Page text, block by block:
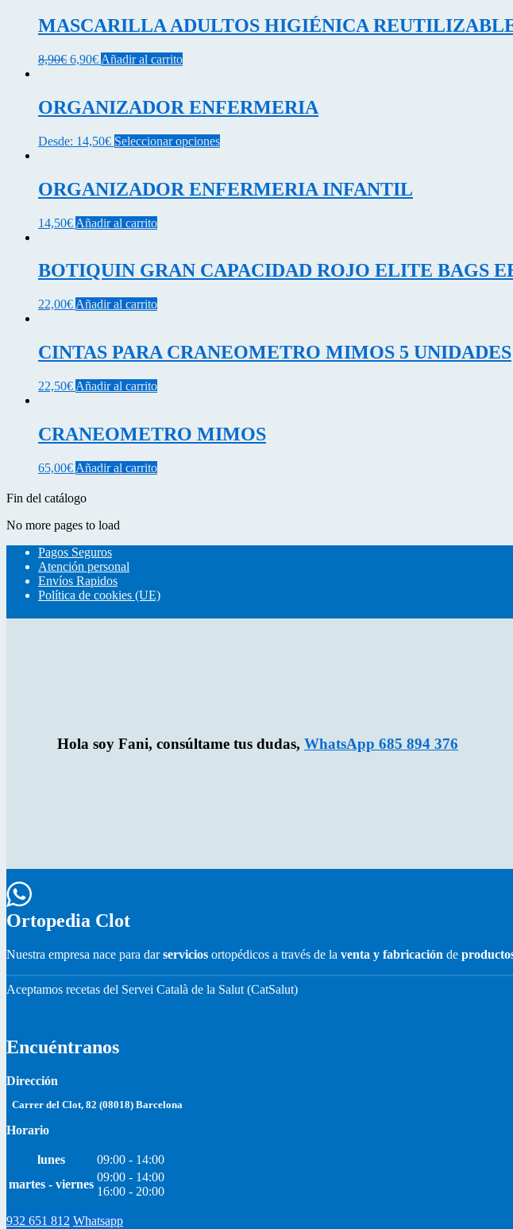
era:
8,00€.
es:
6,90€.
MASCARILLA ADULTOS HIGIÉNICA
8,90€ El
era:
8,90€.
6,90€El
es:
6,90€.
Añadir al carrito
ORGANIZADOR ENFERMERIA
Desde: 14,50€ Seleccionar opcionesEste
múltiples
variantes.
elegir
en
ORGANIZADOR ENFERMERIA INFANTIL
14,50€ Añadir al carrito
BOTIQUIN GRAN CAPACIDAD ROJO ELITE BAGS
22,00€ Añadir al carrito
CINTAS PARA CRANEOMETRO MIMOS 5 UNIDADES
22,50€ Añadir al carrito
CRANEOMETRO MIMOS
65,00€ Añadir al carrito
Fin del catálogo
No more pages to load
Pagos Seguros
Atención personal
Envíos Rapidos
Política de cookies (UE)
Hola soy Fani, consúltame tus dudas, WhatsApp 685 894 376
Ortopedia Clot
Nuestra empresa nace para darservicios ortopédicos a través de la venta y fabricación de
Aceptamos recetas del Servei Català de la Salut (CatSalut)
Encuéntranos
Dirección
Carrer del Clot, 82 (08018) Barcelona
Horario
lunes
09:00 - 14:00
martes - viernes
09:00 - 14:00
16:00 - 20:00
932 651 812 Whatsapp